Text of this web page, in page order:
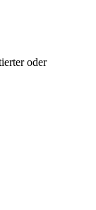
oder